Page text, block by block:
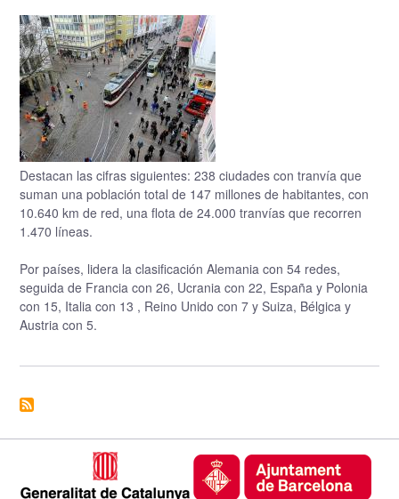
Destacan las cifras siguientes: 238 ciudades con tranvía que
suman una población total de 147 millones de habitantes, con
10.640 km de red, una flota de 24.000 tranvías que recorren
1.470 líneas.
Por países, lidera la clasificación Alemania con 54 redes,
seguida de Francia con 26, Ucrania con 22, España y Polonia
con 15, Italia con 13 , Reino Unido con 7 y Suiza, Bélgica y
Austria con 5.